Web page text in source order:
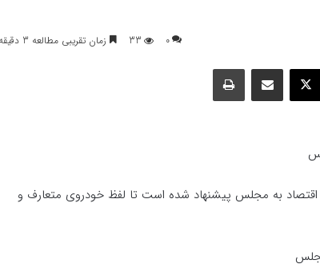
0
33 زمان تقریبی مطالعه 3 دقیقه
ایکس اشتراک گذاری با ایمیل چاپ
اقتصاد به مجلس پیشنهاد شده است تا لفظ خودروی متعارف و